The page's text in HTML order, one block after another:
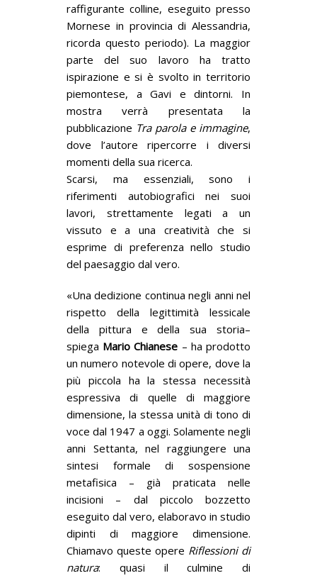
raffigurante colline, eseguito presso
Mornese in provincia di Alessandria,
ricorda questo periodo). La maggior
parte del suo lavoro ha tratto
ispirazione e si è svolto in territorio
piemontese, a Gavi e dintorni. In
mostra verrà presentata la
pubblicazione Tra parola e immagine,
dove l’autore ripercorre i diversi
momenti della sua ricerca.
Scarsi, ma essenziali, sono i
riferimenti autobiografici nei suoi
lavori, strettamente legati a un
vissuto e a una creatività che si
esprime di preferenza nello studio
del paesaggio dal vero.
«Una dedizione continua negli anni nel
rispetto della legittimità lessicale
della pittura e della sua storia–
spiega Mario Chianese – ha prodotto
un numero notevole di opere, dove la
più piccola ha la stessa necessità
espressiva di quelle di maggiore
dimensione, la stessa unità di tono di
voce dal 1947 a oggi. Solamente negli
anni Settanta, nel raggiungere una
sintesi formale di sospensione
metafisica – già praticata nelle
incisioni – dal piccolo bozzetto
eseguito dal vero, elaboravo in studio
dipinti di maggiore dimensione.
Chiamavo queste opere Riflessioni di
natura: quasi il culmine di